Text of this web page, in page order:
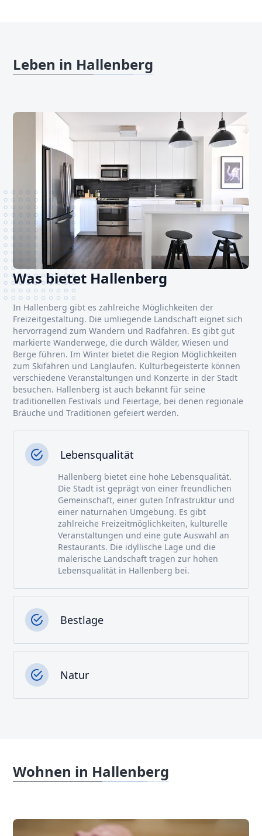
Leben in Hallenberg
Was bietet Hallenberg
In Hallenberg gibt es zahlreiche Möglichkeiten der
Freizeitgestaltung. Die umliegende Landschaft eignet sich
hervorragend zum Wandern und Radfahren. Es gibt gut
markierte Wanderwege, die durch Wälder, Wiesen und
Berge führen. Im Winter bietet die Region Möglichkeiten
zum Skifahren und Langlaufen. Kulturbegeisterte können
verschiedene Veranstaltungen und Konzerte in der Stadt
besuchen. Hallenberg ist auch bekannt für seine
traditionellen Festivals und Feiertage, bei denen regionale
Bräuche und Traditionen gefeiert werden.
Lebensqualität
Hallenberg bietet eine hohe Lebensqualität.
Die Stadt ist geprägt von einer freundlichen
Gemeinschaft, einer guten Infrastruktur und
einer naturnahen Umgebung. Es gibt
zahlreiche Freizeitmöglichkeiten, kulturelle
Veranstaltungen und eine gute Auswahl an
Restaurants. Die idyllische Lage und die
malerische Landschaft tragen zur hohen
Lebensqualität in Hallenberg bei.
Bestlage
Natur
Wohnen in Hallenberg